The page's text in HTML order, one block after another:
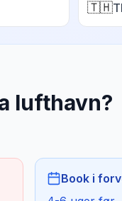
🇹🇭
lufthavn?
Book i